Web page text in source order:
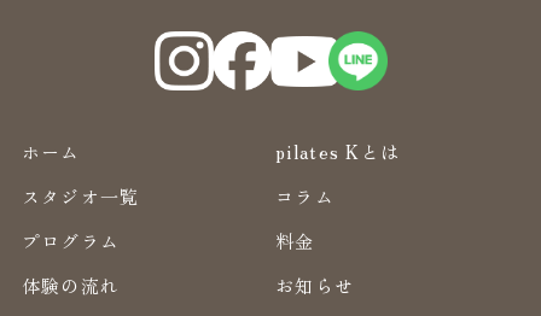
ホーム
pilates Kとは
スタジオ一覧
コラム
プログラム
料金
体験の流れ
お知らせ